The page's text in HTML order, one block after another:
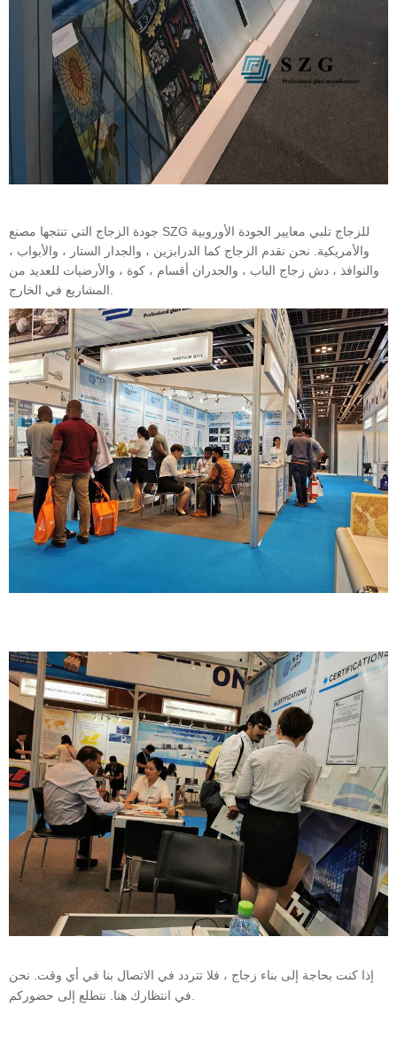
جودة الزجاج التي تنتجها مصنع SZG للزجاج تلبي معايير الجودة الأوروبية
والأمريكية. نحن نقدم الزجاج كما الدرابزين ، والجدار الستار ، والأبواب ،
والنوافذ ، دش زجاج الباب ، والجدران أقسام ، كوة ، والأرضيات للعديد من
إذا كنت بحاجة إلى بناء زجاج ، فلا تتردد في الاتصال بنا في أي وقت. نحن